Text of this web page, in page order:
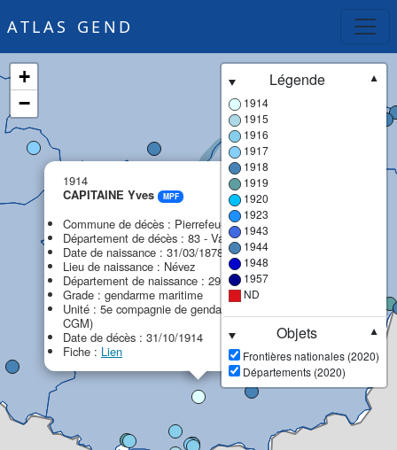
ATLAS GEND
1914
CAPITAINE Yves
MPF
Commune de décès : Pierrefeu-du-Var
Département de décès : 83 - Var
Date de naissance : 31/03/1878
Lieu de naissance : Névez
Département de naissance : 29 - Finistère
Grade : gendarme maritime
Unité : 5e compagnie de gendarmerie maritime (5e
CGM)
Date de décès : 31/10/1914
Fiche : Lien
+
−
Légende
▼
1914
1915
1916
1917
1918
1919
1920
1923
1943
1944
1948
1957
ND
Objets
▼
Frontières nationales (2020)
Départements (2020)